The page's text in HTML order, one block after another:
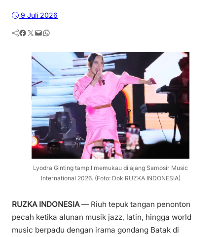
9 Juli 2026
Facebook Twitter Mail WhatsApp
Lyodra Ginting tampil memukau di ajang Samosir Music
International 2026. (Foto: Dok RUZKA INDONESIA)
RUZKA INDONESIA— Riuh tepuk tangan penonton
pecah ketika alunan musik jazz, latin, hingga world
music berpadu dengan irama gondang Batak di